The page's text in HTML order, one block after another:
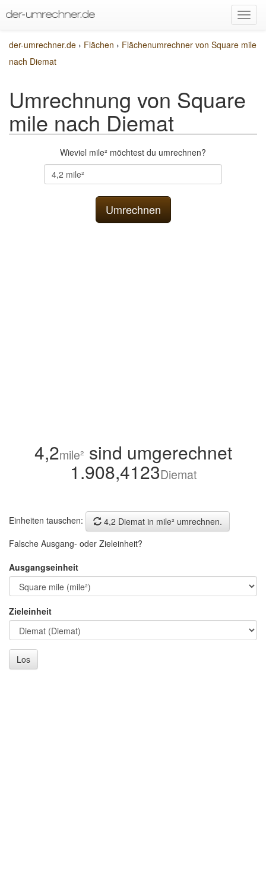
der-umrechner.de › Flächen › Flächenumrechner von Square mile
nach Diemat
Umrechnung von Square
mile nach Diemat
Wieviel mile² möchtest du umrechnen?
4,2mile² sind umgerechnet
1.908,4123Diemat
Einheiten tauschen:
4,2 Diemat in mile² umrechnen.
Falsche Ausgang- oder Zieleinheit?
Ausgangseinheit
Zieleinheit
Los